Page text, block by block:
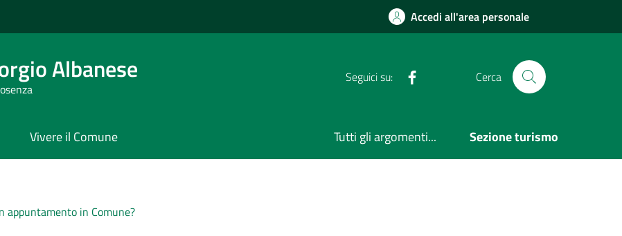
Accedi all'area personale
Albanese Seguici su: Cerca
Vivere il Comune Tutti gli argomenti... Sezione turismo
appuntamento in Comune?